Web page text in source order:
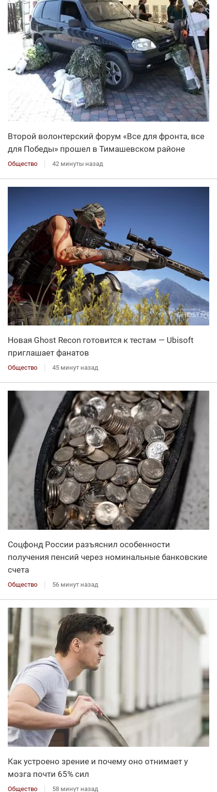
Второй волонтерский форум «Все для фронта, все
для Победы» прошел в Тимашевском районе
Общество 42 минуты назад
Новая Ghost Recon готовится к тестам — Ubisoft
приглашает фанатов
Общество 45 минут назад
Соцфонд России разъяснил особенности
получения пенсий через номинальные банковские
счета
Общество 56 минут назад
Как устроено зрение и почему оно отнимает у
мозга почти 65% сил
Общество 58 минут назад